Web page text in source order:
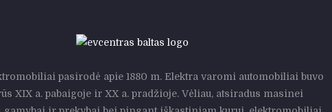
pasirodė apie 1880 m. Elektra varomi automobiliai buvo
XIX a. pabaigoje ir XX a. pradžioje. Vėliau, atsiradus masinei